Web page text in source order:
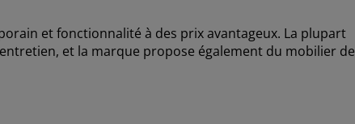
et fonctionnalité à des prix avantageux. La plupart
et la marque propose également du mobilier de